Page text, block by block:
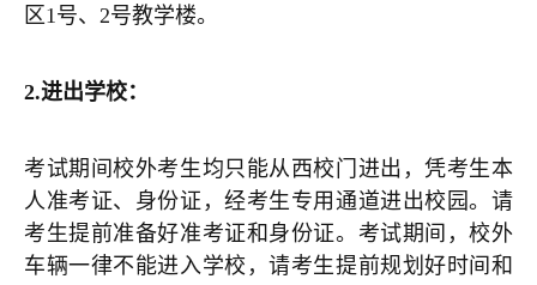
区1号、2号教学楼。
2.进出学校：
考试期间校外考生均只能从西校门进出，凭考生本
人准考证、身份证，经考生专用通道进出校园。请
考生提前准备好准考证和身份证。考试期间，校外
车辆一律不能进入学校，请考生提前规划好时间和